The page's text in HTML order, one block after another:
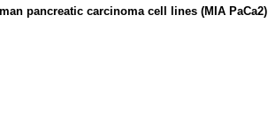
pancreatic carcinoma cell lines (MIA PaCa2)